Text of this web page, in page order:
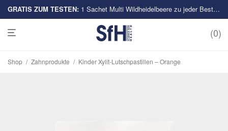
Multi-Sorten
GRATIS ZUM TESTEN: 1 Sachet Multi Wildheidelbeere zu jeder Bestellung
0
Shop / Zahnprodukte / Kinder Xylit-Lutschpastillen – Orange